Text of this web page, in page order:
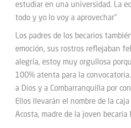
estudiar en una universidad. La
todo y yo lo voy a aprovechar”
Los padres de los becarios
emoción, sus rostros reflejaban
alegría, estoy muy orgullosa
100% atenta para la
a Dios y a Combarranquilla por
Ellos llevarán el nombre de la
Acosta, madre de la joven becaria